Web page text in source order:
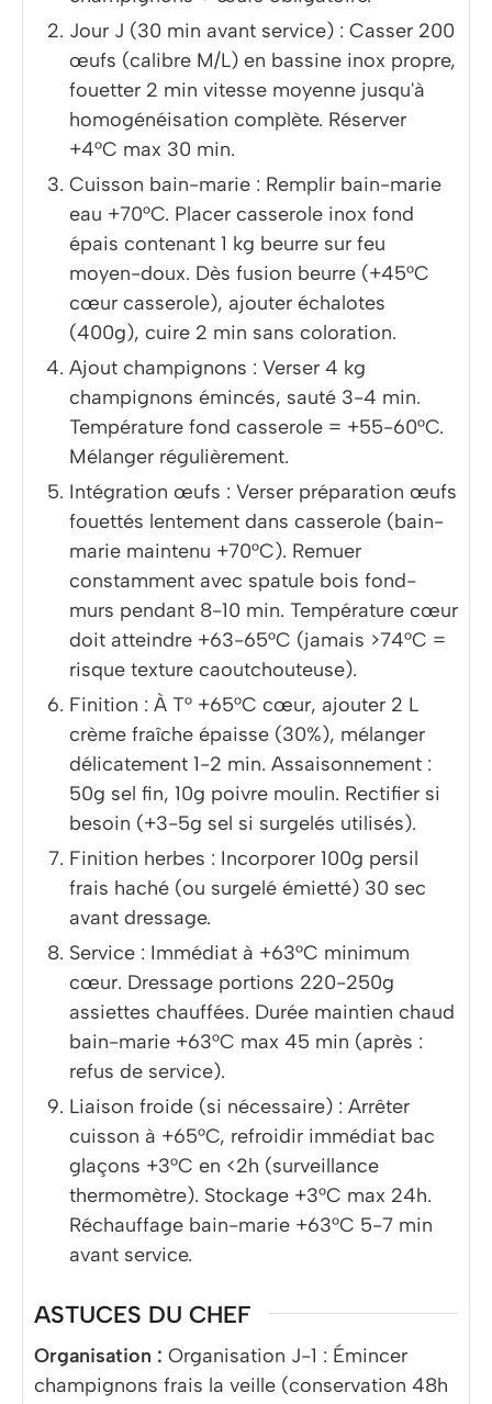
Jour J (30 min avant service) : Casser 200
œufs (calibre M/L) en bassine inox propre,
fouetter 2 min vitesse moyenne jusqu'à
homogénéisation complète. Réserver
+4°C max 30 min.
Cuisson bain-marie : Remplir bain-marie
eau +70°C. Placer casserole inox fond
épais contenant 1 kg beurre sur feu
moyen-doux. Dès fusion beurre (+45°C
cœur casserole), ajouter échalotes
(400g), cuire 2 min sans coloration.
Ajout champignons : Verser 4 kg
champignons émincés, sauté 3-4 min.
Température fond casserole = +55-60°C.
Mélanger régulièrement.
Intégration œufs : Verser préparation œufs
fouettés lentement dans casserole (bain-
marie maintenu +70°C). Remuer
constamment avec spatule bois fond-
murs pendant 8-10 min. Température cœur
doit atteindre +63-65°C (jamais >74°C =
risque texture caoutchouteuse).
Finition : À T° +65°C cœur, ajouter 2 L
crème fraîche épaisse (30%), mélanger
délicatement 1-2 min. Assaisonnement :
50g sel fin, 10g poivre moulin. Rectifier si
besoin (+3-5g sel si surgelés utilisés).
Finition herbes : Incorporer 100g persil
frais haché (ou surgelé émietté) 30 sec
avant dressage.
Service : Immédiat à +63°C minimum
cœur. Dressage portions 220-250g
assiettes chauffées. Durée maintien chaud
bain-marie +63°C max 45 min (après :
refus de service).
Liaison froide (si nécessaire) : Arrêter
cuisson à +65°C, refroidir immédiat bac
glaçons +3°C en <2h (surveillance
thermomètre). Stockage +3°C max 24h.
Réchauffage bain-marie +63°C 5-7 min
avant service.
ASTUCES DU CHEF
Organisation : Organisation J-1 : Émincer
champignons frais la veille (conservation 48h